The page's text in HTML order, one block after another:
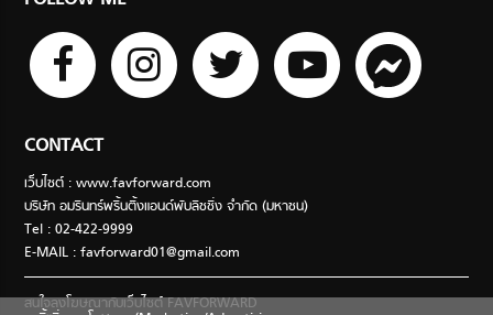
CONTACT
เว็บไซต์ : www.favforward.com
บริษัท อมรินทร์พริ้นติ้งแอนด์พับลิชชิ่ง จำกัด (มหาชน)
Tel : 02-422-9999
E-MAIL :favforward01@gmail.com
สนใจลงโฆษณากับเว็บไซต์ FAVFORWARD